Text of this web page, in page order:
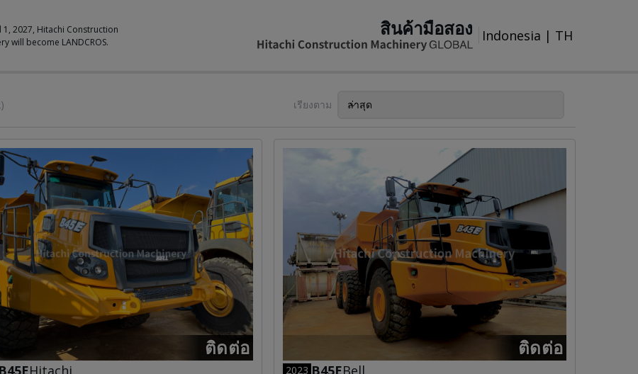
1, 2027, Hitachi Construction
will become LANDCROS.
สินค้ามือสอง Indonesia | TH
เรียงตาม ล่าสุด
ติดต่อ
B45EHitachi
ติดต่อ
2023 B45EBell